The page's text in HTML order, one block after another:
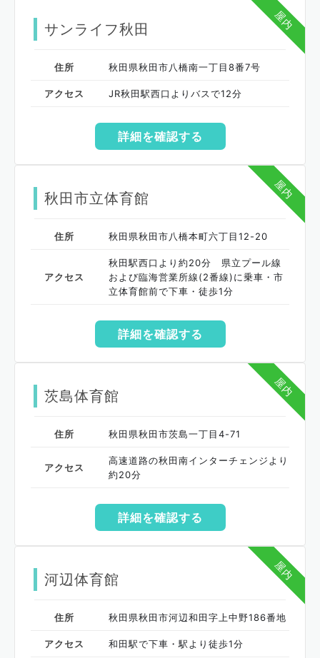
屋内
サンライフ秋田
住所 秋田県秋田市八橋南一丁目8番7号
アクセス JR秋田駅西口よりバスで12分
詳細を確認する
屋内
秋田市立体育館
住所 秋田県秋田市八橋本町六丁目12-20
アクセス
秋田駅西口より約20分 県立プール線
および臨海営業所線(2番線)に乗車・市
立体育館前で下車・徒歩1分
詳細を確認する
屋内
茨島体育館
住所 秋田県秋田市茨島一丁目4-71
アクセス
高速道路の秋田南インターチェンジより
約20分
詳細を確認する
屋内
河辺体育館
住所 秋田県秋田市河辺和田字上中野186番地
アクセス 和田駅で下車・駅より徒歩1分